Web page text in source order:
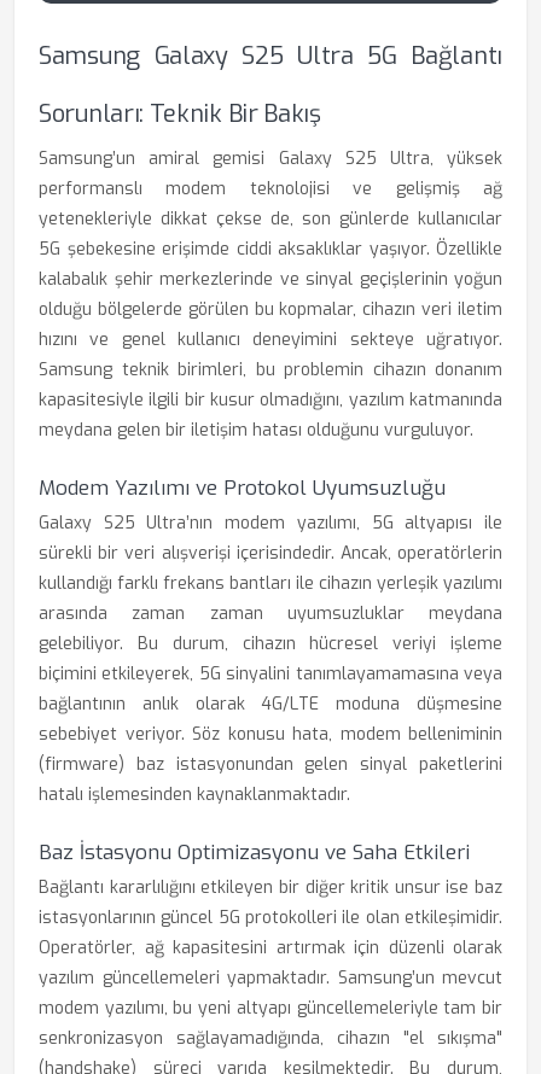
Samsung Galaxy S25 Ultra 5G Bağlantı
Sorunları: Teknik Bir Bakış
Samsung’un amiral gemisi Galaxy S25 Ultra, yüksek
performanslı modem teknolojisi ve gelişmiş ağ
yetenekleriyle dikkat çekse de, son günlerde kullanıcılar
5G şebekesine erişimde ciddi aksaklıklar yaşıyor. Özellikle
kalabalık şehir merkezlerinde ve sinyal geçişlerinin yoğun
olduğu bölgelerde görülen bu kopmalar, cihazın veri iletim
hızını ve genel kullanıcı deneyimini sekteye uğratıyor.
Samsung teknik birimleri, bu problemin cihazın donanım
kapasitesiyle ilgili bir kusur olmadığını, yazılım katmanında
meydana gelen bir iletişim hatası olduğunu vurguluyor.
Modem Yazılımı ve Protokol Uyumsuzluğu
Galaxy S25 Ultra’nın modem yazılımı, 5G altyapısı ile
sürekli bir veri alışverişi içerisindedir. Ancak, operatörlerin
kullandığı farklı frekans bantları ile cihazın yerleşik yazılımı
arasında zaman zaman uyumsuzluklar meydana
gelebiliyor. Bu durum, cihazın hücresel veriyi işleme
biçimini etkileyerek, 5G sinyalini tanımlayamamasına veya
bağlantının anlık olarak 4G/LTE moduna düşmesine
sebebiyet veriyor. Söz konusu hata, modem belleniminin
(firmware) baz istasyonundan gelen sinyal paketlerini
hatalı işlemesinden kaynaklanmaktadır.
Baz İstasyonu Optimizasyonu ve Saha Etkileri
Bağlantı kararlılığını etkileyen bir diğer kritik unsur ise baz
istasyonlarının güncel 5G protokolleri ile olan etkileşimidir.
Operatörler, ağ kapasitesini artırmak için düzenli olarak
yazılım güncellemeleri yapmaktadır. Samsung’un mevcut
modem yazılımı, bu yeni altyapı güncellemeleriyle tam bir
senkronizasyon sağlayamadığında, cihazın "el sıkışma"
(handshake) süreci yarıda kesilmektedir. Bu durum,